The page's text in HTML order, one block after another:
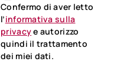
Confermo di aver letto
l’informativa sulla
privacye autorizzo
quindi il trattamento
dei miei dati.